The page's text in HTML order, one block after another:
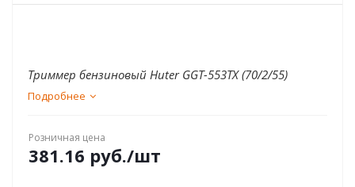
Триммер бензиновый Huter GGT-553TX (70/2/55)
Подробнее
Розничная цена
381.16 руб./шт